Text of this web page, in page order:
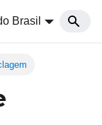
Brasil